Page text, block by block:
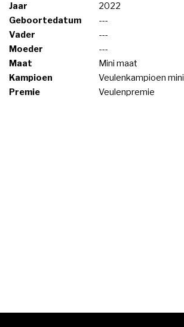
Jaar
2022
Geboortedatum
---
Vader
---
Moeder
---
Maat
Mini maat
Kampioen
Veulenkampioen
Premie
Veulenpremie